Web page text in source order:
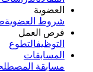
العضوية
شروط العضوية
فرص العمل
التوظيفالتطوع
المسابقات
مسابقة